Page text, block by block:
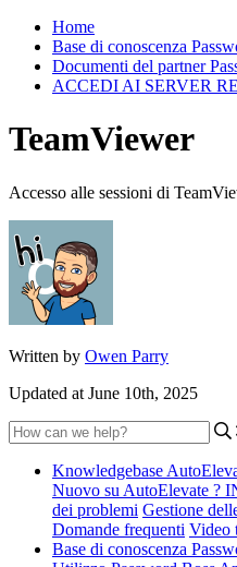
Home
Base di conoscenza
Documenti del partner
ACCEDI AI SERVER
TeamViewer
Accesso alle sessioni di
Written by Owen Parry
Updated at June 10th, 2025
Knowledgebase
Nuovo su AutoElevate ?
dei problemi Gestione
Domande frequenti Video
Base di conoscenza